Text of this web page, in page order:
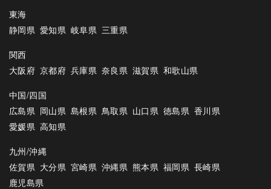
東海
静岡県 愛知県 岐阜県 三重県
関西
大阪府 京都府 兵庫県 奈良県 滋賀県 和歌山県
中国/四国
広島県 岡山県 島根県 鳥取県 山口県 徳島県 香川県
愛媛県 高知県
九州/沖縄
佐賀県 大分県 宮崎県 沖縄県 熊本県 福岡県 長崎県
鹿児島県